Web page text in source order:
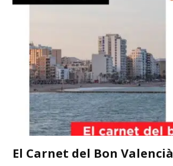
El Carnet del Bon Valencià